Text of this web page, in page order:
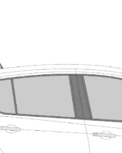
Hyundai
Jeep